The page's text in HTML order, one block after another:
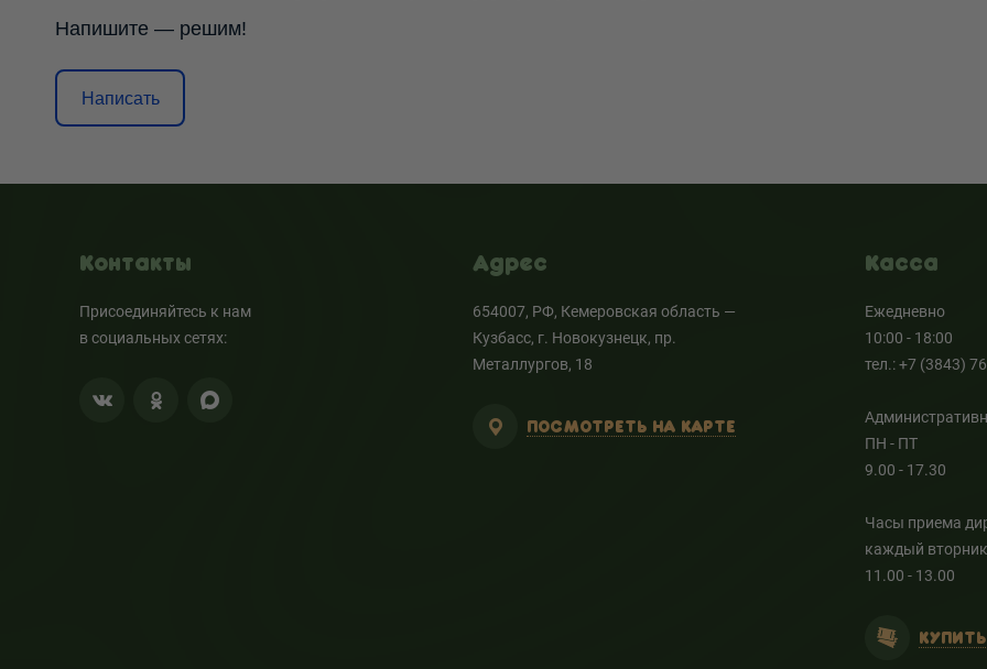
Напишите — решим!
Написать
Контакты
Присоединяйтесь к нам
в социальных сетях:
Адрес
654007, РФ, Кемеровская область —
Кузбасс, г. Новокузнецк, пр.
Металлургов, 18
ПОСМОТРЕТЬ НА КАРТЕ
Касса
Ежедневно
10:00 - 18:00
тел.: +7 (3843)
ПН - ПТ
9.00 - 17.30
Часы приема
каждый
11.00 - 13.00